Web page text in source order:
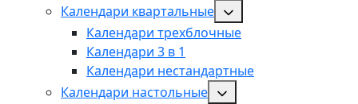
Календари квартальные
Календари трехблочные
Календари 3 в 1
Календари нестандартные
Календари настольные